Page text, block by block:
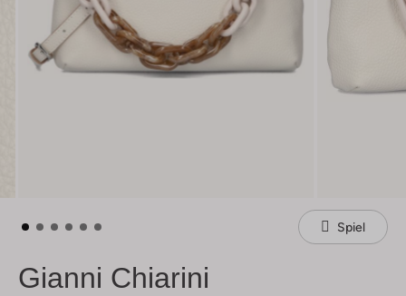
Spiel
Gianni Chiarini